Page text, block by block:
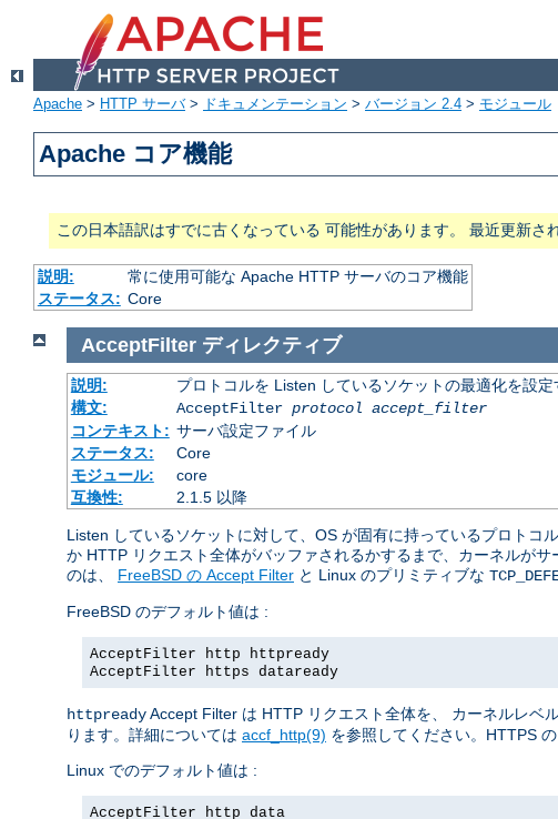
Apache > HTTP サーバ> ドキュメンテーション > バージョン 2.4 > モジュール
Apache コア機能
この日本語訳はすでに古くなっている 可能性があります。 最近更新さ
説明:
常に使用可能な Apache HTTP サーバのコア機能
ステータス: Core
AcceptFilter ディレクティブ
説明:
プロトコルを Listen しているソケットの最適化を設定
構文:
AcceptFilter protocol accept_filter
コンテキスト: サーバ設定ファイル
ステータス:
Core
モジュール:
core
互換性:
2.1.5 以降
Listen しているソケットに対して、OS が固有に持っているプロトコ
か HTTP リクエスト全体がバッファされるかするまで、カーネルが
のは、 FreeBSD の Accept Filter と Linux のプリミティブな
FreeBSD のデフォルト値は :
AcceptFilter http httpready
AcceptFilter https dataready
httpreadyAccept Filter は HTTP リクエスト全体を、 カーネルレベ
ります。詳細については accf_http(9) を参照してください。HTTPS
Linux でのデフォルト値は :
AcceptFilter http data